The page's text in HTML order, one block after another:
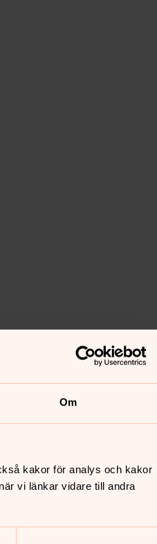
Om
kakor för analys och kakor
vi länkar vidare till andra